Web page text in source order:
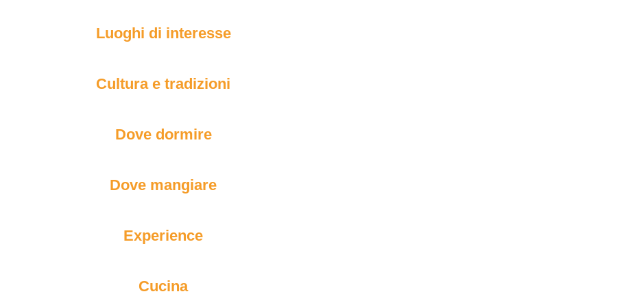
Luoghi di interesse
Cultura e tradizioni
Dove dormire
Dove mangiare
Experience
Cucina